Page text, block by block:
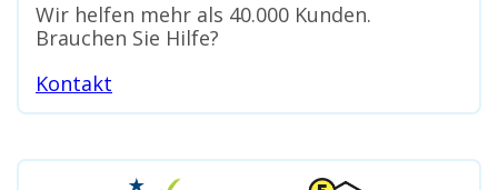
Wir helfen mehr als 40.000 Kunden.
Brauchen Sie Hilfe?
Kontakt